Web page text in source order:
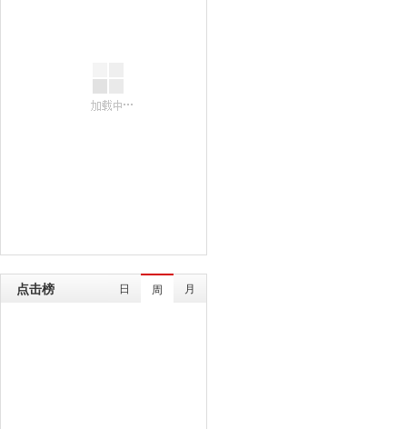
点击榜 日 周 月